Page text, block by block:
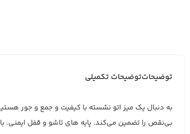
توضیحاتتوضیحات تکمیلی
بی‌نقص را تضمین می‌کند. پایه های تاشو و قفل ایمنی. با 1 سال گارانتی کفچک، آسوده خرید کنید.